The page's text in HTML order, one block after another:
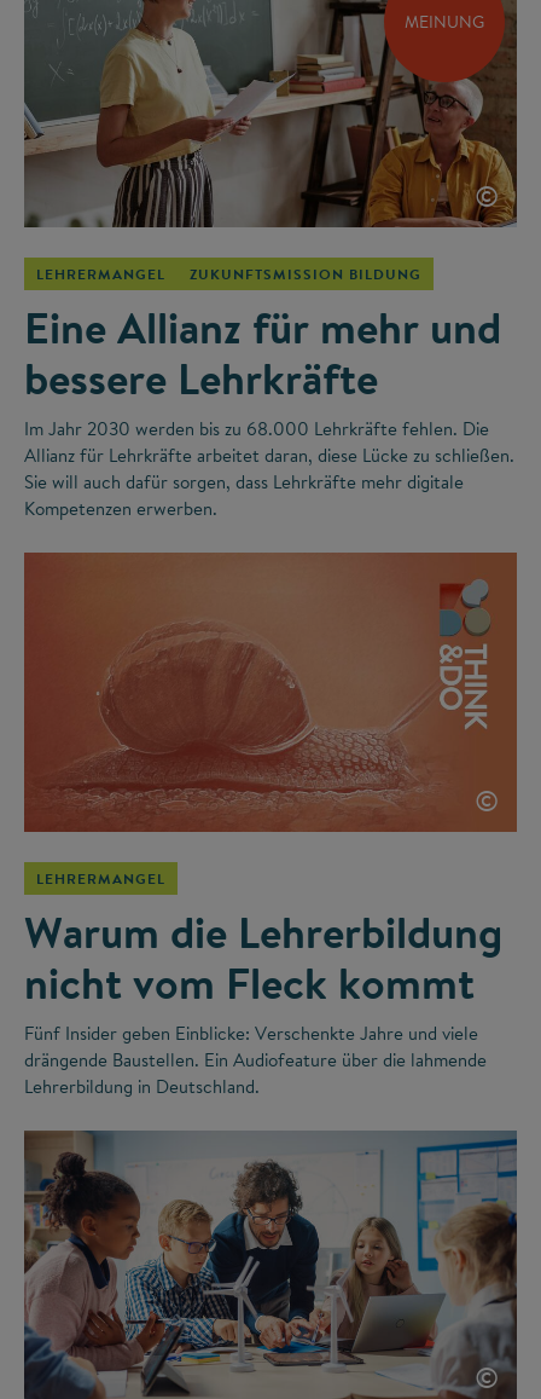
MEINUNG
©
LEHRERMANGEL ZUKUNFTSMISSION BILDUNG
Eine Allianz für mehr und
bessere Lehrkräfte
Im Jahr 2030 werden bis zu 68.000 Lehrkräfte fehlen. Die
Allianz für Lehrkräfte arbeitet daran, diese Lücke zu schließen.
Sie will auch dafür sorgen, dass Lehrkräfte mehr digitale
Kompetenzen erwerben.
©
LEHRERMANGEL
Warum die Lehrerbildung
nicht vom Fleck kommt
Fünf Insider geben Einblicke: Verschenkte Jahre und viele
drängende Baustellen. Ein Audiofeature über die lahmende
Lehrerbildung in Deutschland.
©